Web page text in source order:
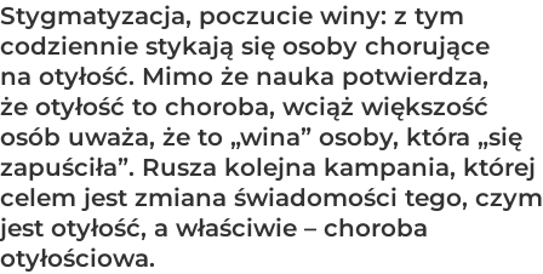
Stygmatyzacja, poczucie winy: z tym
codziennie stykają się osoby chorujące
na otyłość. Mimo że nauka potwierdza,
że otyłość to choroba, wciąż większość
osób uważa, że to „wina” osoby, która „się
zapuściła”. Rusza kolejna kampania, której
celem jest zmiana świadomości tego, czym
jest otyłość, a właściwie – choroba
otyłościowa.